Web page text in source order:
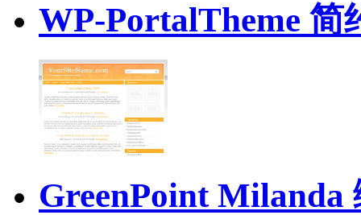
WP-PortalTheme 简
GreenPoint Milanda